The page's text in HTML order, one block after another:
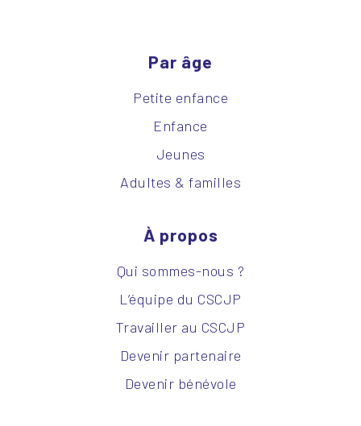
Par âge
Petite enfance
Enfance
Jeunes
Adultes & familles
À propos
Qui sommes-nous ?
L’équipe du CSCJP
Travailler au CSCJP
Devenir partenaire
Devenir bénévole